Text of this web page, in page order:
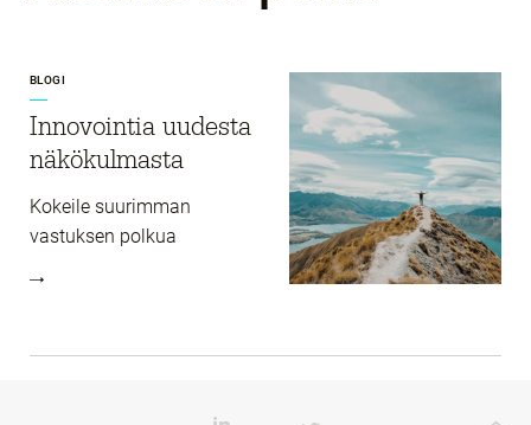
BLOGI
Innovointia uudesta
näkökulmasta
Kokeile suurimman
vastuksen polkua